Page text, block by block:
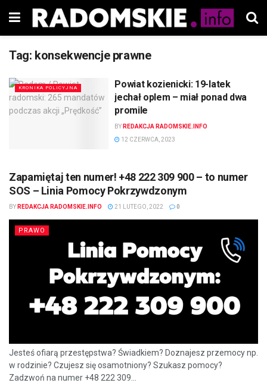
Tag: konsekwencje prawne
KRONIKA POLICYJNA
Powiat kozienicki: 19-latek
jechał oplem – miał ponad dwa
promile
BY REDAKCJA RADOMSKIE.INFO
12 CZERWCA, 2023
Zapamiętaj ten numer! +48 222 309 900 – to numer
SOS – Linia Pomocy Pokrzywdzonym
BY REDAKCJA RADOMSKIE.INFO 21 LUTEGO, 2022 0
PRAWO
Jesteś ofiarą przestępstwa? Świadkiem? Doznajesz przemocy np.
w rodzinie? Czujesz się osamotniony? Szukasz pomocy?
Zadzwoń na numer +48 222 309...